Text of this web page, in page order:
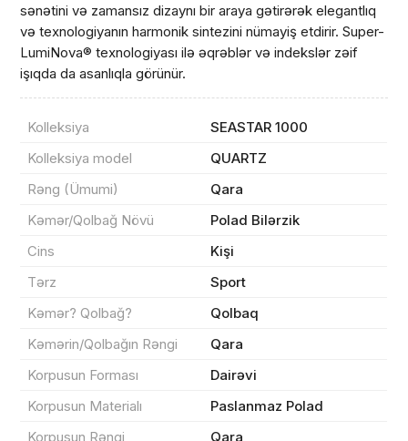
sənətini və zamansız dizaynı bir araya gətirərək elegantlıq
və texnologiyanın harmonik sintezini nümayiş etdirir. Super-
LumiNova® texnologiyası ilə əqrəblər və indekslər zəif
işıqda da asanlıqla görünür.
Kolleksiya
SEASTAR 1000
Kolleksiya model
QUARTZ
Rəng (Ümumi)
Qara
Kəmər/Qolbağ Növü
Polad Bilərzik
Cins
Kişi
Tərz
Sport
Kəmər? Qolbağ?
Qolbaq
Kəmərin/Qolbağın Rəngi
Qara
Korpusun Forması
Dairəvi
Korpusun Materialı
Paslanmaz Polad
Korpusun Rəngi
Qara
Məhsul(lar) səbətə əlavə edildi
Sifarişin detalları
Məhsul toplam(0)
Endirim
Çatdırılma